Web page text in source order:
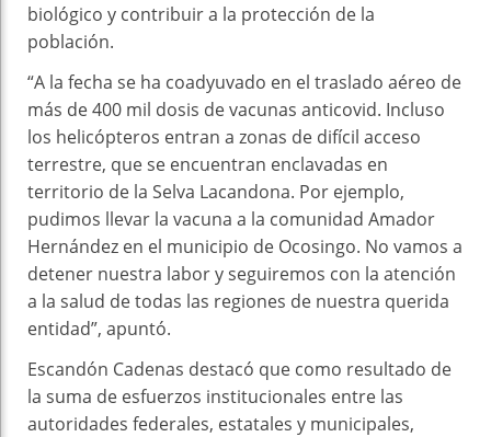
biológico y contribuir a la protección de la
población.
“A la fecha se ha coadyuvado en el traslado aéreo de
más de 400 mil dosis de vacunas anticovid. Incluso
los helicópteros entran a zonas de difícil acceso
terrestre, que se encuentran enclavadas en
territorio de la Selva Lacandona. Por ejemplo,
pudimos llevar la vacuna a la comunidad Amador
Hernández en el municipio de Ocosingo. No vamos a
detener nuestra labor y seguiremos con la atención
a la salud de todas las regiones de nuestra querida
entidad”, apuntó.
Escandón Cadenas destacó que como resultado de
la suma de esfuerzos institucionales entre las
autoridades federales, estatales y municipales,